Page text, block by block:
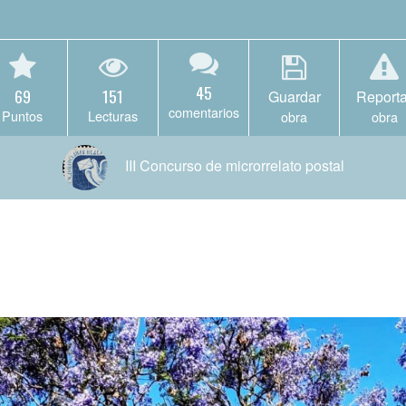
69
Puntos
151
Lecturas
45
comentarios
Guardar
obra obra
III Concurso de microrrelato postal